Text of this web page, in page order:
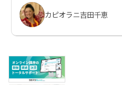
カピオラニ吉田千恵